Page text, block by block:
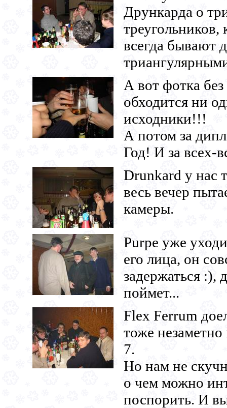
Дрункарда о
треугольников,
всегда бывают
А вот фотка
обходится ни
исходники!!!
А потом за
Год! И за всех-
Drunkard у нас
весь вечер
камеры.
Purpe уже
его лица, он
задержаться :),
поймет...
Flex Ferrum
тоже незаметно
7.
Но нам не
о чем можно
поспорить. И